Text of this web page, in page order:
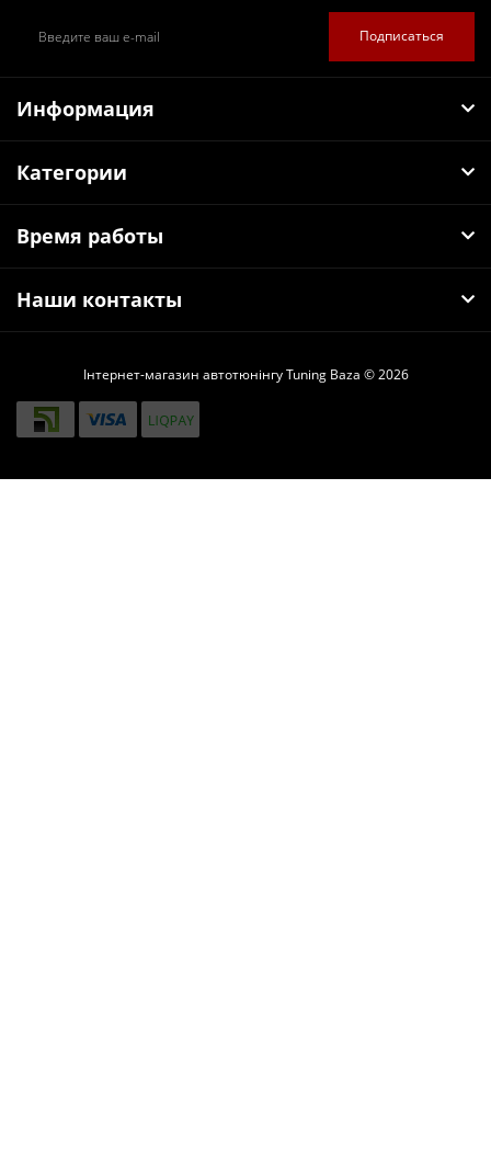
Подписаться
Информация
Категории
Время работы
Наши контакты
Інтернет-магазин автотюнінгу Tuning Baza © 2026